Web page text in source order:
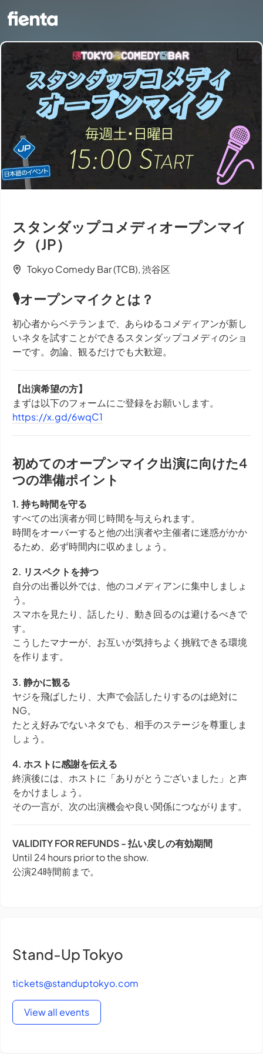
スタンダップコメディオープンマイ
ク（JP）
Tokyo Comedy Bar (TCB), 渋谷区
🎙オープンマイクとは？
初心者からベテランまで、あらゆるコメディアンが新し
いネタを試すことができるスタンダップコメディのショ
ーです。勿論、観るだけでも大歓迎。
【出演希望の方】
まずは以下のフォームにご登録をお願いします。
https://x.gd/6wqC1
初めてのオープンマイク出演に向けた4
つの準備ポイント
1. 持ち時間を守る
すべての出演者が同じ時間を与えられます。
時間をオーバーすると他の出演者や主催者に迷惑がかか
るため、必ず時間内に収めましょう。
2. リスペクトを持つ
自分の出番以外では、他のコメディアンに集中しましょ
う。
スマホを見たり、話したり、動き回るのは避けるべきで
す。
こうしたマナーが、お互いが気持ちよく挑戦できる環境
を作ります。
3. 静かに観る
ヤジを飛ばしたり、大声で会話したりするのは絶対に
NG。
たとえ好みでないネタでも、相手のステージを尊重しま
しょう。
4. ホストに感謝を伝える
終演後には、ホストに「ありがとうございました」と声
をかけましょう。
その一言が、次の出演機会や良い関係につながります。
VALIDITY FOR REFUNDS - 払い戻しの有効期間
Until 24 hours prior to the show.
公演24時間前まで。
Stand-Up Tokyo
tickets@standuptokyo.com
View all events